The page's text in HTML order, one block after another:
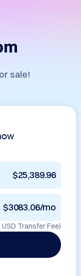
sale!
$25,389.96
$3083.06/mo
Transfer Fee)